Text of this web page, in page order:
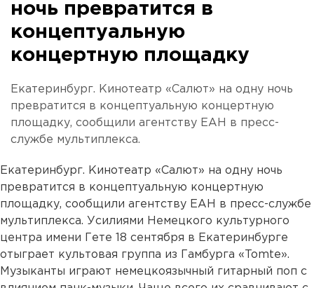
ночь превратится в
концептуальную
концертную площадку
Екатеринбург. Кинотеатр «Салют» на одну ночь
превратится в концептуальную концертную
площадку, сообщили агентству ЕАН в пресс-
службе мультиплекса.
Екатеринбург. Кинотеатр «Салют» на одну ночь
превратится в концептуальную концертную
площадку, сообщили агентству ЕАН в пресс-службе
мультиплекса. Усилиями Немецкого культурного
центра имени Гете 18 сентября в Екатеринбурге
отыграет культовая группа из Гамбурга «Tomte».
Музыканты играют немецкоязычный гитарный поп с